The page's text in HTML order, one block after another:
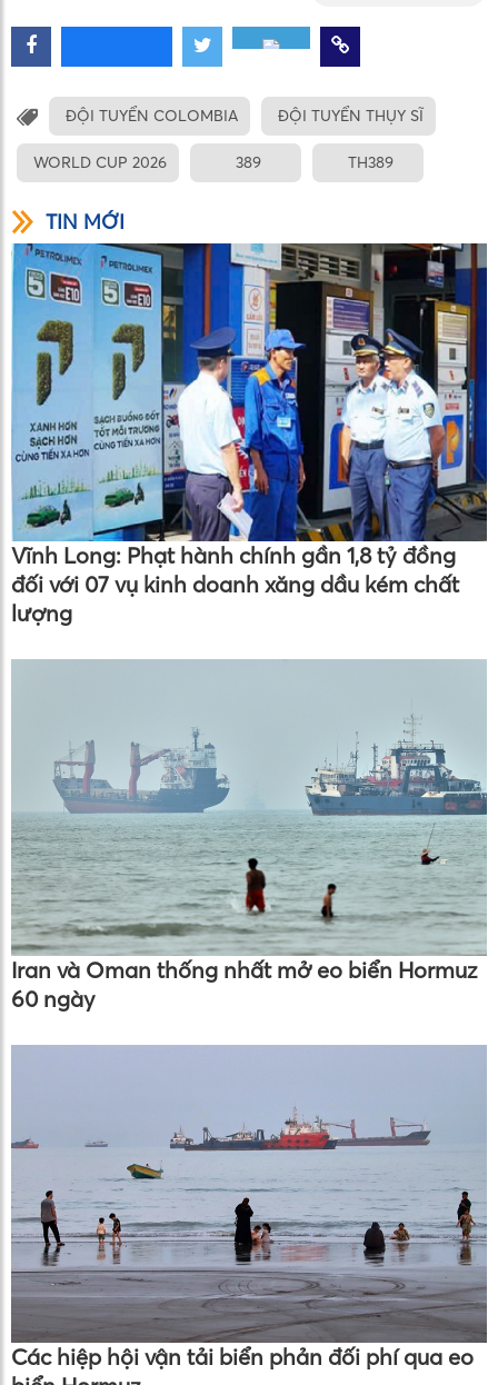
ĐỘI TUYỂN COLOMBIA ĐỘI TUYỂN THỤY SĨ
WORLD CUP 2026 389 TH389
TIN MỚI
Vĩnh Long: Phạt hành chính gần 1,8 tỷ đồng
đối với 07 vụ kinh doanh xăng dầu kém chất
lượng
Iran và Oman thống nhất mở eo biển Hormuz
60 ngày
Các hiệp hội vận tải biển phản đối phí qua eo